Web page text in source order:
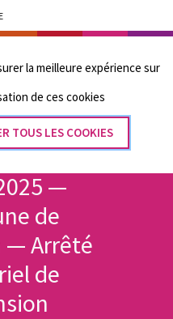
la meilleure expérience sur
de ces cookies
TOUS LES COOKIES
à la page d'accueil
Menu
—
de
— Arrêté
de